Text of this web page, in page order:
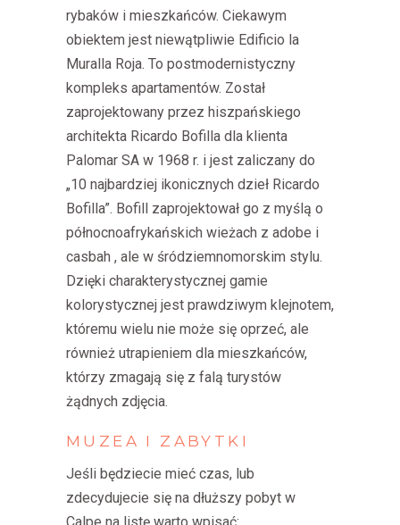
rybaków i mieszkańców. Ciekawym
obiektem jest niewątpliwie Edificio la
Muralla Roja. To postmodernistyczny
kompleks apartamentów. Został
zaprojektowany przez hiszpańskiego
architekta Ricardo Bofilla dla klienta
Palomar SA w 1968 r. i jest zaliczany do
„10 najbardziej ikonicznych dzieł Ricardo
Bofilla”. Bofill zaprojektował go z myślą o
północnoafrykańskich wieżach z adobe i
casbah , ale w śródziemnomorskim stylu.
Dzięki charakterystycznej gamie
kolorystycznej jest prawdziwym klejnotem,
któremu wielu nie może się oprzeć, ale
również utrapieniem dla mieszkańców,
którzy zmagają się z falą turystów
żądnych zdjęcia.
MUZEA I ZABYTKI
Jeśli będziecie mieć czas, lub
zdecydujecie się na dłuższy pobyt w
Calpe na listę warto wpisać: